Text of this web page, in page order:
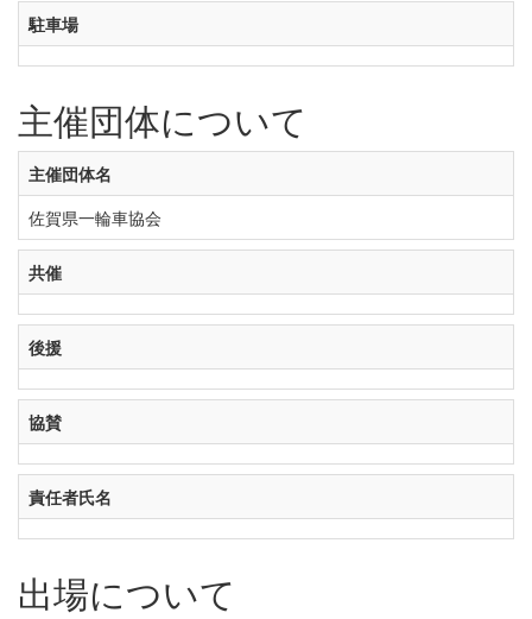
駐車場
主催団体について
主催団体名
佐賀県一輪車協会
共催
後援
協賛
責任者氏名
出場について